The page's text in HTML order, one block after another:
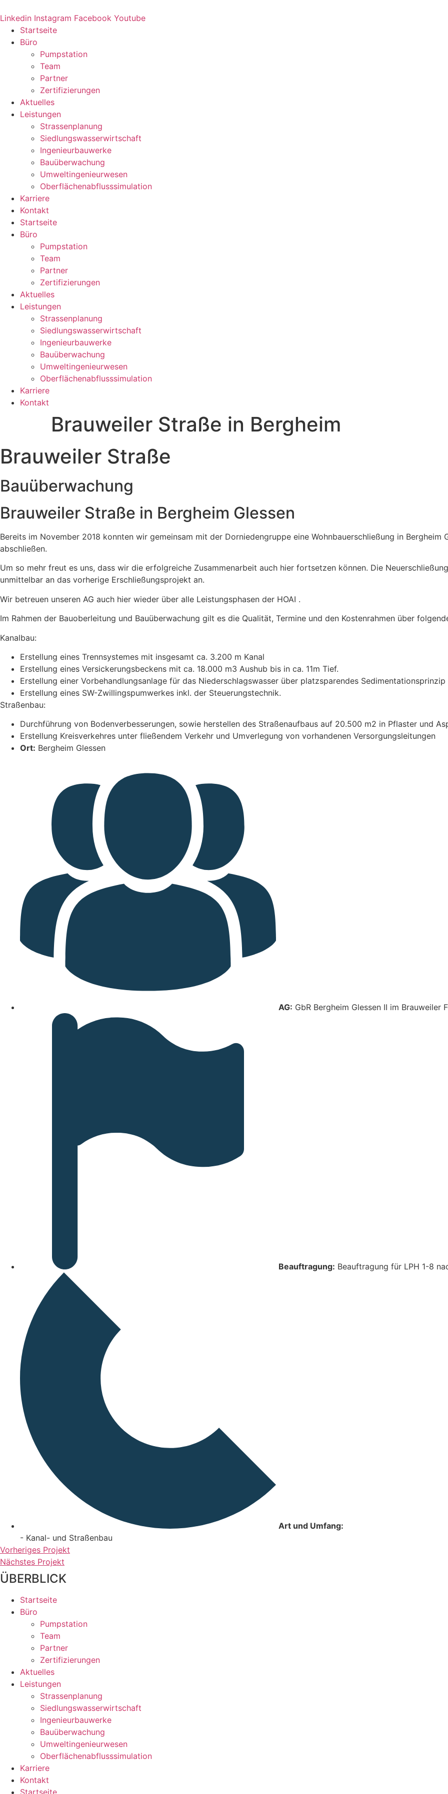
Inhalt
springen
Linkedin Instagram Facebook Youtube
Startseite
Büro
Pumpstation
Team
Partner
Zertifizierungen
Aktuelles
Leistungen
Strassenplanung
Siedlungswasserwirtschaft
Ingenieurbauwerke
Bauüberwachung
Umweltingenieurwesen
Oberflächenabflusssimulation
Karriere
Kontakt
Startseite
Büro
Pumpstation
Team
Partner
Zertifizierungen
Aktuelles
Leistungen
Strassenplanung
Siedlungswasserwirtschaft
Ingenieurbauwerke
Bauüberwachung
Umweltingenieurwesen
Oberflächenabflusssimulation
Karriere
Kontakt
Brauweiler Straße in Bergheim
Brauweiler Straße
Bauüberwachung
Brauweiler Straße in Bergheim Glessen
Bereits im November 2018 konnten wir gemeinsam mit der Dorniedengruppe eine Wohnbauerschließung in
abschließen.
Um so mehr freut es uns, dass wir die erfolgreiche Zusammenarbeit auch hier fortsetzen können. Die
unmittelbar an das vorherige Erschließungsprojekt an.
Wir betreuen unseren AG auch hier wieder über alle Leistungsphasen der HOAI .
Im Rahmen der Bauoberleitung und Bauüberwachung gilt es die Qualität, Termine und den Kostenrahmen über
Kanalbau:
Erstellung eines Trennsystemes mit insgesamt ca. 3.200 m Kanal
Erstellung eines Versickerungsbeckens mit ca. 18.000 m3 Aushub bis in ca. 11m Tief.
Erstellung einer Vorbehandlungsanlage für das Niederschlagswasser über platzsparendes
Erstellung eines SW-Zwillingspumwerkes inkl. der Steuerungstechnik.
Straßenbau:
Durchführung von Bodenverbesserungen, sowie herstellen des Straßenaufbaus auf 20.500 m2 in Pflaster und
Erstellung Kreisverkehres unter fließendem Verkehr und Umverlegung von vorhandenen Versorgungsleitungen
Ort: Bergheim Glessen
AG: GbR Bergheim Glessen II im Brauweiler
Beauftragung: Beauftragung für LPH 1-8
Art und Umfang:
- Kanal- und Straßenbau
Vorheriges Projekt
Nächstes Projekt
ÜBERBLICK
Startseite
Büro
Pumpstation
Team
Partner
Zertifizierungen
Aktuelles
Leistungen
Strassenplanung
Siedlungswasserwirtschaft
Ingenieurbauwerke
Bauüberwachung
Umweltingenieurwesen
Oberflächenabflusssimulation
Karriere
Kontakt